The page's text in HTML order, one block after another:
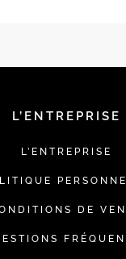
L’ENTREPRISE
L’ENTREPRISE
DE